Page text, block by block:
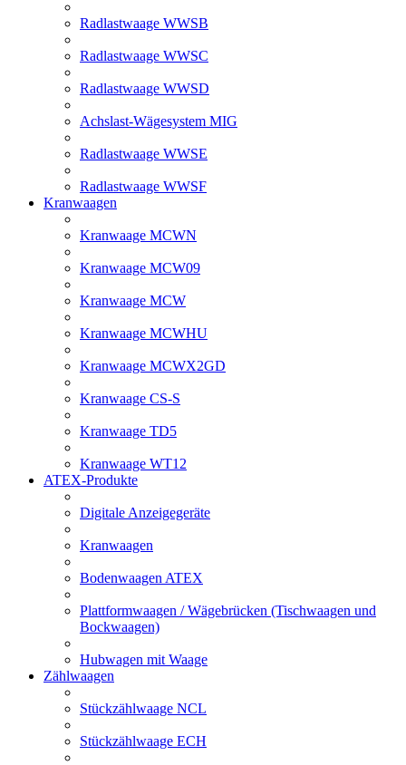
Radlastwaage WWSB
Radlastwaage WWSC
Radlastwaage WWSD
Achslast-Wägesystem MIG
Radlastwaage WWSE
Radlastwaage WWSF
Kranwaagen
Kranwaage MCWN
Kranwaage MCW09
Kranwaage MCW
Kranwaage MCWHU
Kranwaage MCWX2GD
Kranwaage CS-S
Kranwaage TD5
Kranwaage WT12
ATEX-Produkte
Digitale Anzeigegeräte
Kranwaagen
Bodenwaagen ATEX
Plattformwaagen / Wägebrücken (Tischwaagen und
Bockwaagen)
Hubwagen mit Waage
Zählwaagen
Stückzählwaage NCL
Stückzählwaage ECH